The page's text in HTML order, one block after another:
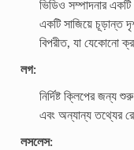
ভিডিও সম্পাদনার
একটি সাজিয়ে চূড়ান্ত
বিপরীত, যা যেকোনো
লগ:
নির্দিষ্ট ক্লিপের জন্য
এবং অন্যান্য তথ্যের
লসলেস: